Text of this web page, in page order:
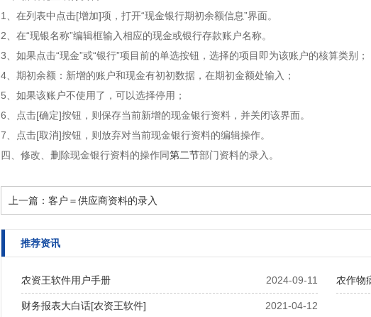
1、在列表中点击[增加]项，打开“现金银行期初余额信息”界面。
2、在“现银名称”编辑框输入相应的现金或银行存款账户名称。
3、如果点击“现金”或“银行”项目前的单选按钮，选择的项目即为该账户的核算类别；
4、期初余额：新增的账户和现金有初初数据，在期初金额处输入；
5、如果该账户不使用了，可以选择停用；
6、点击[确定]按钮，则保存当前新增的现金银行资料，并关闭该界面。
7、点击[取消]按钮，则放弃对当前现金银行资料的编辑操作。
四、修改、删除现金银行资料的操作同第二节部门资料的录入。
上一篇： 客户＝供应商资料的录入
推荐资讯
2024-09-11
农资王软件用户手册 农作物
2021-04-12
财务报表大白话[农资王软件]